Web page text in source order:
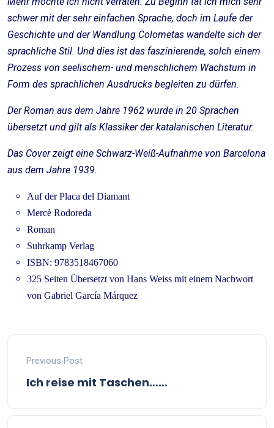
schwer mit der sehr einfachen Sprache, doch im Laufe der
Geschichte und der Wandlung Colometas wandelte sich der
sprachliche Stil. Und dies ist das faszinierende, solch einem
Prozess von seelischem- und menschlichem Wachstum in
Form des sprachlichen Ausdrucks begleiten zu dürfen.
Der Roman aus dem Jahre 1962 wurde in 20 Sprachen
übersetzt und gilt als Klassiker der katalanischen Literatur.
Das Cover zeigt eine Schwarz-Weiß-Aufnahme von Barcelona
aus dem Jahre 1939.
Auf der Placa del Diamant
Mercè Rodoreda
Roman
Suhrkamp Verlag
ISBN: 9783518467060
325 Seiten Übersetzt von Hans Weiss mit einem Nachwort
von Gabriel García Márquez
Previous Post
Ich reise mit Taschen……